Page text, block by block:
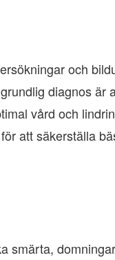
och
diagnos är
vård och
att säkerställa
smärta,